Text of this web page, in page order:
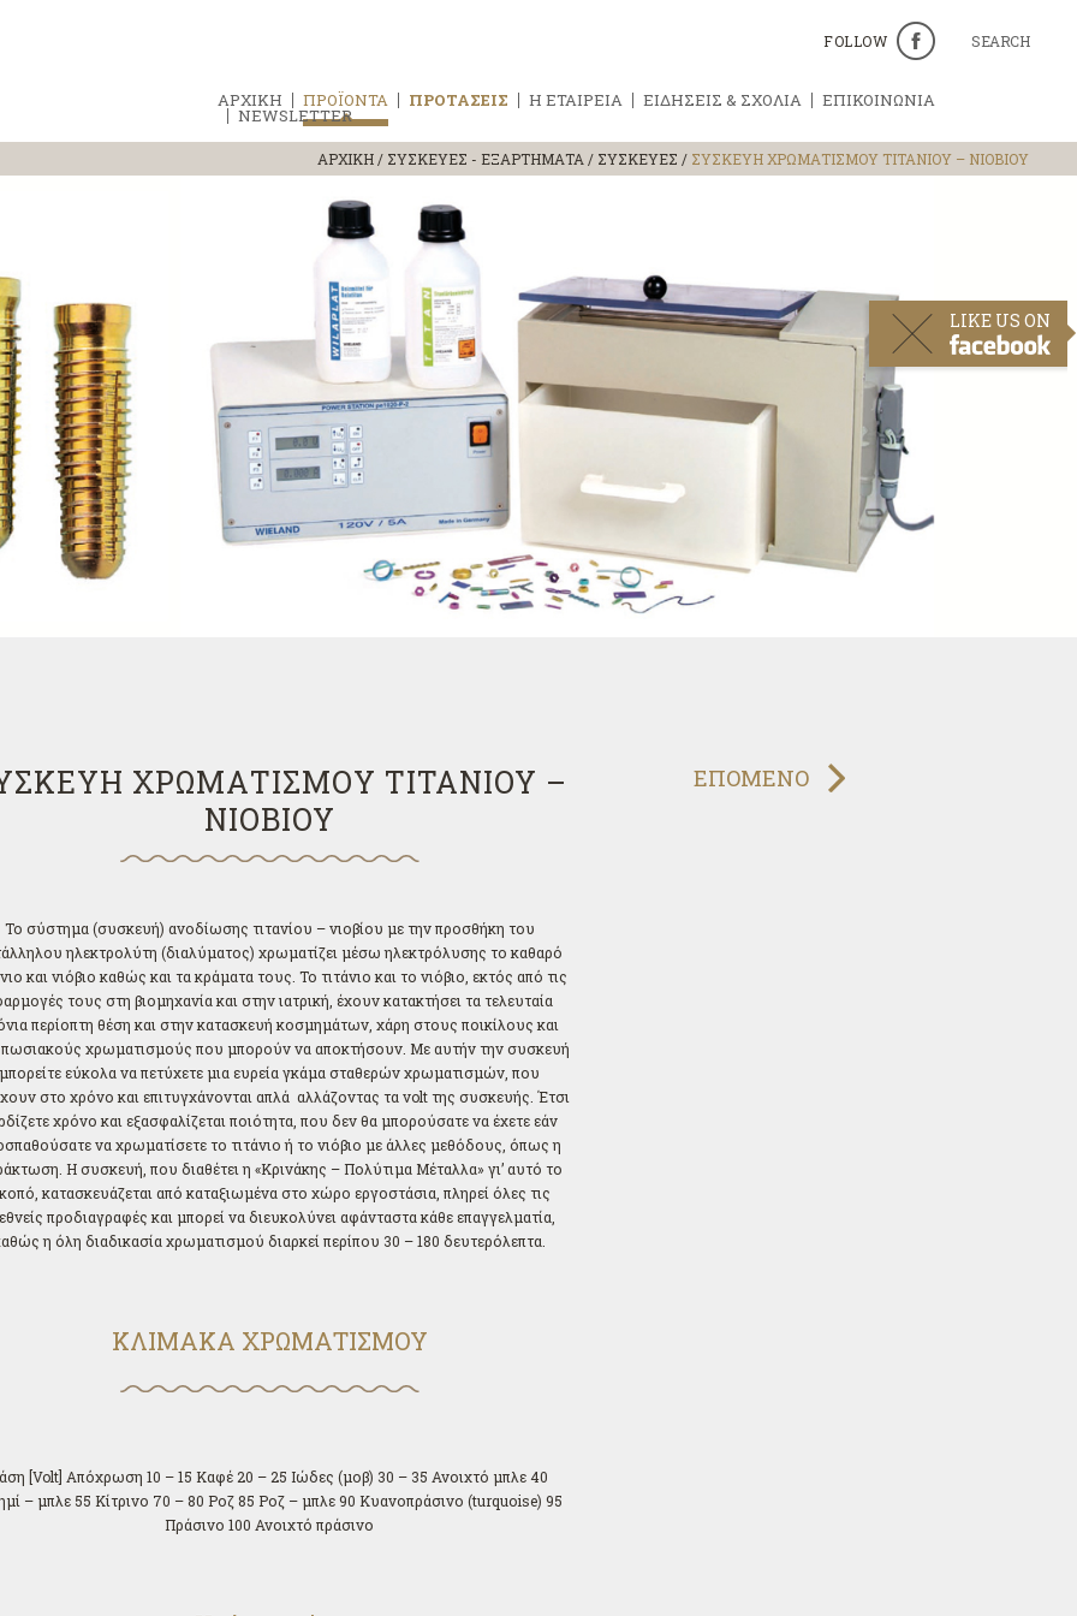
FOLLOW SEARCH
ΑΡΧΙΚΗ ΠΡΟΪΟΝΤΑ ΠΡΟΤΑΣΕΙΣ Η ΕΤΑΙΡΕΙΑ ΕΙΔΗΣΕΙΣ & ΣΧΟΛΙΑ ΕΠΙΚΟΙΝΩΝΙΑ
NEWSLETTER
ΑΡΧΙΚΗ / ΣΥΣΚΕΥΕΣ - ΕΞΑΡΤΗΜΑΤΑ / ΣΥΣΚΕΥΕΣ / ΣΥΣΚΕΥΗ ΧΡΩΜΑΤΙΣΜΟY ΤΙΤΑΝΙΟΥ – NIOBIOY
ΕΠΟΜΕΝΟ
ΧΡΩΜΑΤΙΣΜΟY ΤΙΤΑΝΙΟΥ –
NIOBIOY
Το σύστημα (συσκευή) ανοδίωσης τιτανίου – νιοβίου με την προσθήκη του
ηλεκτρολύτη (διαλύματος) χρωματίζει μέσω ηλεκτρόλυσης το καθαρό
και νιόβιο καθώς και τα κράματα τους. Το τιτάνιο και το νιόβιο, εκτός από τις
τους στη βιομηχανία και στην ιατρική, έχουν κατακτήσει τα τελευταία
περίοπτη θέση και στην κατασκευή κοσμημάτων, χάρη στους ποικίλους και
χρωματισμούς που μπορούν να αποκτήσουν. Με αυτήν την συσκευή
μπορείτε εύκολα να πετύχετε μια ευρεία γκάμα σταθερών χρωματισμών, που
στο χρόνο και επιτυγχάνονται απλά αλλάζοντας τα volt της συσκευής. Έτσι
χρόνο και εξασφαλίζεται ποιότητα, που δεν θα μπορούσατε να έχετε εάν
να χρωματίσετε το τιτάνιο ή το νιόβιο με άλλες μεθόδους, όπως η
Η συσκευή, που διαθέτει η «Κρινάκης – Πολύτιμα Μέταλλα» γι’ αυτό το
κατασκευάζεται από καταξιωμένα στο χώρο εργοστάσια, πληρεί όλες τις
προδιαγραφές και μπορεί να διευκολύνει αφάνταστα κάθε επαγγελματία,
η όλη διαδικασία χρωματισμού διαρκεί περίπου 30 – 180 δευτερόλεπτα.
ΚΛΙΜΑΚΑ ΧΡΩΜΑΤΙΣΜΟΥ
[Volt] Απόχρωση 10 – 15 Καφέ 20 – 25 Ιώδες (μοβ) 30 – 35 Ανοιχτό μπλε 40
– μπλε 55 Κίτρινο 70 – 80 Ροζ 85 Ροζ – μπλε 90 Κυανοπράσινο (turquoise) 95
Πράσινο 100 Ανοιχτό πράσινο
LIKE US ON